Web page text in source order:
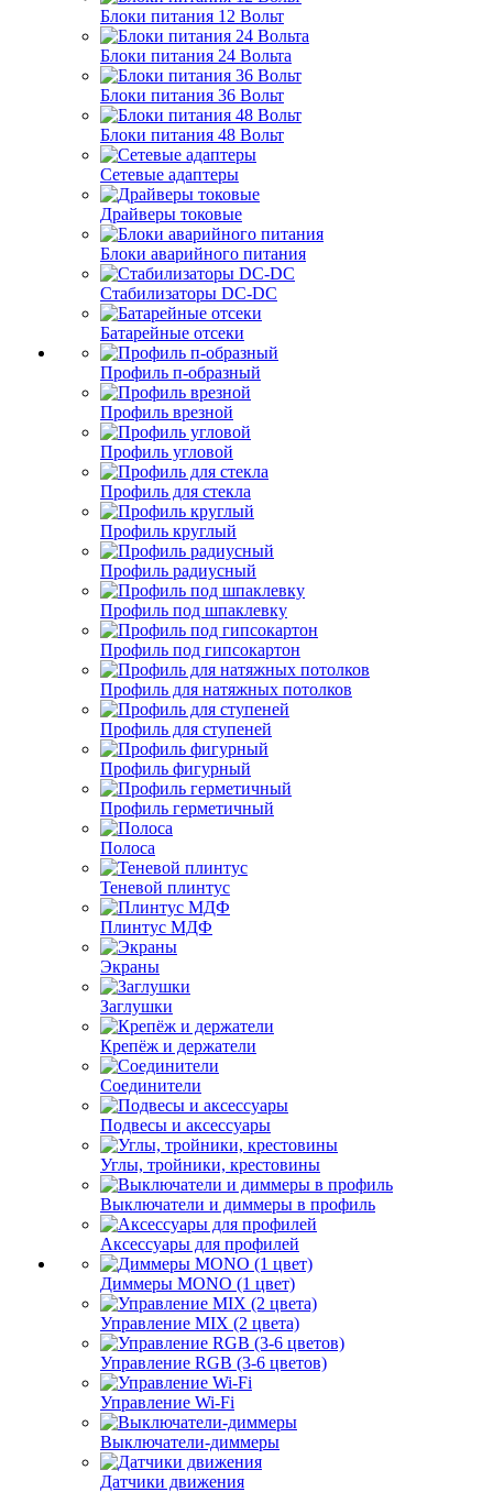
Блоки питания 12 Вольт
Блоки питания 24 Вольта
Блоки питания 36 Вольт
Блоки питания 48 Вольт
Сетевые адаптеры
Драйверы токовые
Блоки аварийного питания
Стабилизаторы DC-DC
Батарейные отсеки
Профиль п-образный
Профиль врезной
Профиль угловой
Профиль для стекла
Профиль круглый
Профиль радиусный
Профиль под шпаклевку
Профиль под гипсокартон
Профиль для натяжных потолков
Профиль для ступеней
Профиль фигурный
Профиль герметичный
Полоса
Теневой плинтус
Плинтус МДФ
Экраны
Заглушки
Крепёж и держатели
Соединители
Подвесы и аксессуары
Углы, тройники, крестовины
Выключатели и диммеры в профиль
Аксессуары для профилей
Диммеры MONO (1 цвет)
Управление MIX (2 цвета)
Управление RGB (3-6 цветов)
Управление Wi-Fi
Выключатели-диммеры
Датчики движения